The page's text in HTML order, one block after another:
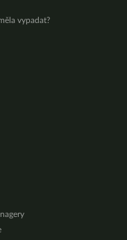
vypadat?